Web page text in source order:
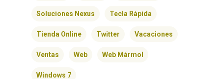
Soluciones Nexus Tecla Rápida
Tienda Online Twitter Vacaciones
Ventas Web Web Mármol
Windows 7